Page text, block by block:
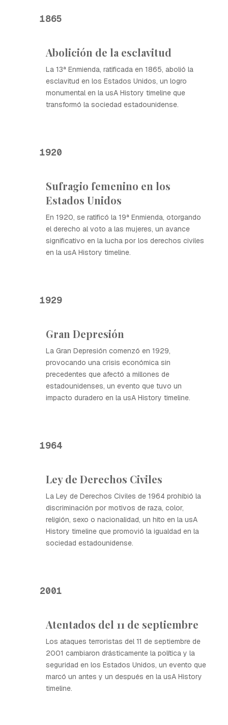
1865
Abolición de la esclavitud
La 13ª Enmienda, ratificada en 1865, abolió la
esclavitud en los Estados Unidos, un logro
monumental en la usA History timeline que
transformó la sociedad estadounidense.
1920
Sufragio femenino en los
Estados Unidos
En 1920, se ratificó la 19ª Enmienda, otorgando
el derecho al voto a las mujeres, un avance
significativo en la lucha por los derechos civiles
en la usA History timeline.
1929
Gran Depresión
La Gran Depresión comenzó en 1929,
provocando una crisis económica sin
precedentes que afectó a millones de
estadounidenses, un evento que tuvo un
impacto duradero en la usA History timeline.
1964
Ley de Derechos Civiles
La Ley de Derechos Civiles de 1964 prohibió la
discriminación por motivos de raza, color,
religión, sexo o nacionalidad, un hito en la usA
History timeline que promovió la igualdad en la
sociedad estadounidense.
2001
Atentados del 11 de septiembre
Los ataques terroristas del 11 de septiembre de
2001 cambiaron drásticamente la política y la
seguridad en los Estados Unidos, un evento que
marcó un antes y un después en la usA History
timeline.